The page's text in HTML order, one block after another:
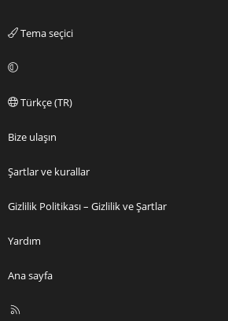
Tema seçici
Türkçe (TR)
Bize ulaşın
Şartlar ve kurallar
Gizlilik Politikası – Gizlilik ve Şartlar
Yardım
Ana sayfa
R